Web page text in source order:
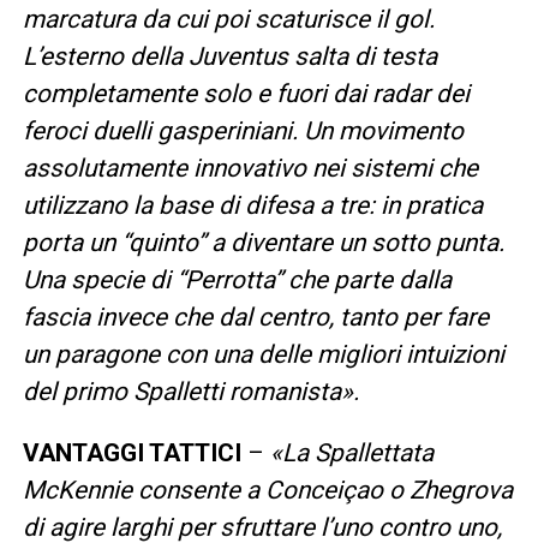
marcatura da cui poi scaturisce il gol.
L’esterno della Juventus salta di testa
completamente solo e fuori dai radar dei
feroci duelli gasperiniani. Un movimento
assolutamente innovativo nei sistemi che
utilizzano la base di difesa a tre: in pratica
porta un “quinto” a diventare un sotto punta.
Una specie di “Perrotta” che parte dalla
fascia invece che dal centro, tanto per fare
un paragone con una delle migliori intuizioni
del primo Spalletti romanista».
VANTAGGI TATTICI – «La Spallettata
McKennie consente a Conceiçao o Zhegrova
di agire larghi per sfruttare l’uno contro uno,